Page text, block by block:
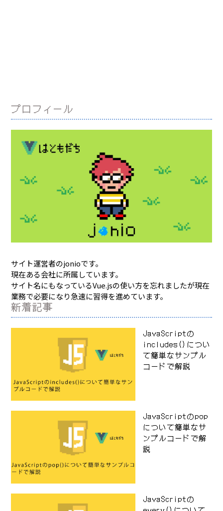
プロフィール
サイト運営者のjonioです。
現在ある会社に所属しています。
サイト名にもなっているVue.jsの使い方を忘れましたが現在
業務で必要になり急速に習得を進めています。
新着記事
JavaScriptの
includes()につい
て簡単なサンプル
コードで解説
JavaScriptのpop
について簡単なサ
ンプルコードで解
説
JavaScriptの